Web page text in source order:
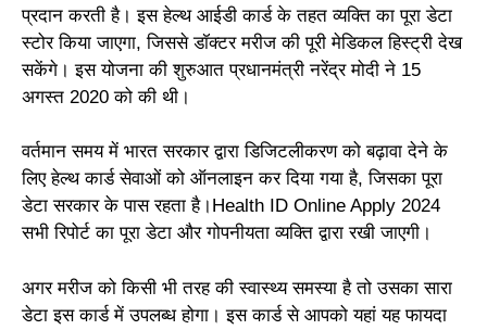
प्रदान करती है। इस हेल्थ आईडी कार्ड के तहत व्यक्ति का पूरा डेटा
स्टोर किया जाएगा, जिससे डॉक्टर मरीज की पूरी मेडिकल हिस्ट्री देख
सकेंगे। इस योजना की शुरुआत प्रधानमंत्री नरेंद्र मोदी ने 15
अगस्त 2020 को की थी।
वर्तमान समय में भारत सरकार द्वारा डिजिटलीकरण को बढ़ावा देने के
लिए हेल्थ कार्ड सेवाओं को ऑनलाइन कर दिया गया है, जिसका पूरा
डेटा सरकार के पास रहता है।Health ID Online Apply 2024
सभी रिपोर्ट का पूरा डेटा और गोपनीयता व्यक्ति द्वारा रखी जाएगी।
अगर मरीज को किसी भी तरह की स्वास्थ्य समस्या है तो उसका सारा
डेटा इस कार्ड में उपलब्ध होगा। इस कार्ड से आपको यहां यह फायदा